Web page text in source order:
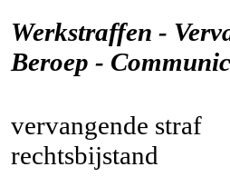
Werkstraffen -
Beroep -
vervangende straf
rechtsbijstand